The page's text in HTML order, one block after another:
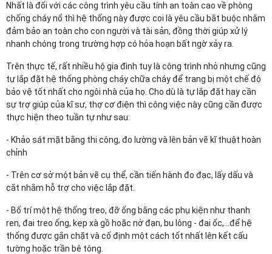
Nhất là đối với các công trình yêu cầu tính an toàn cao về phòng
chống cháy nổ thì hệ thống này được coi là yêu cầu bắt buộc nhằm
đảm bảo an toàn cho con người và tài sản, đồng thời giúp xử lý
nhanh chóng trong trường hợp có hỏa hoạn bất ngờ xảy ra.
Trên thực tế, rất nhiều hộ gia đình tuy là công trình nhỏ nhưng cũng
tự lắp đặt hệ thống phòng cháy chữa cháy để trang bị một chế độ
bảo vệ tốt nhất cho ngôi nhà của họ. Cho dù là tự lắp đặt hay cần
sự trợ giúp của kĩ sư, thợ cơ điện thì công việc này cũng cần được
thực hiện theo tuần tự như sau:
- Khảo sát mặt bằng thi công, đo lường và lên bản vẽ kĩ thuật hoàn
chỉnh
- Trên cơ sở một bản vẽ cụ thể, cần tiến hành đo đạc, lấy dấu và
cắt nhằm hỗ trợ cho việc lắp đặt.
- Bố trí một hệ thống treo, đỡ ống bằng các phụ kiện như thanh
ren, đai treo ống, kẹp xà gồ hoặc nở đạn, bu lông - đai ốc,…để hệ
thống được gắn chặt và cố định một cách tốt nhất lên kết cấu
tường hoặc trần bê tông.